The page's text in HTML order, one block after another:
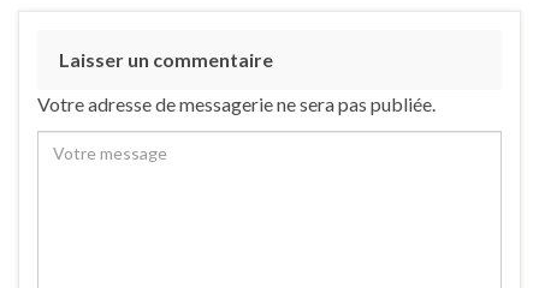
Laisser un commentaire
Votre adresse de messagerie ne sera pas publiée.